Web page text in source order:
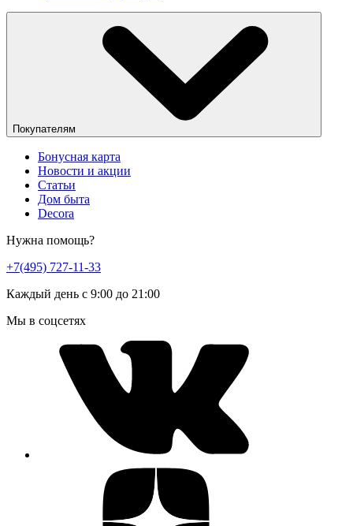
Покупателям
Бонусная карта
Новости и акции
Статьи
Дом быта
Decora
Нужна помощь?
+7(495) 727-11-33
Каждый день с 9:00 до 21:00
Мы в соцсетях